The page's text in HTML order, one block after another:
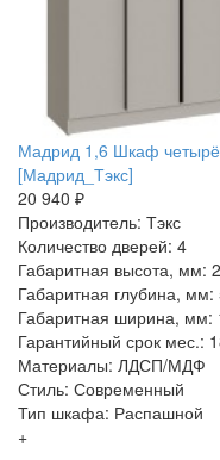
Мадрид 1,6 Шкаф
[Мадрид_Тэкс]
20 940 ₽
Производитель: Тэкс
Количество дверей: 4
Габаритная высота, мм:
Габаритная глубина, мм:
Габаритная ширина, мм:
Гарантийный срок мес.:
Материалы: ЛДСП/МДФ
Стиль: Современный
Тип шкафа: Распашной
+